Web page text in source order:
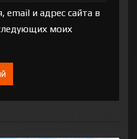
email и адрес сайта в
моих